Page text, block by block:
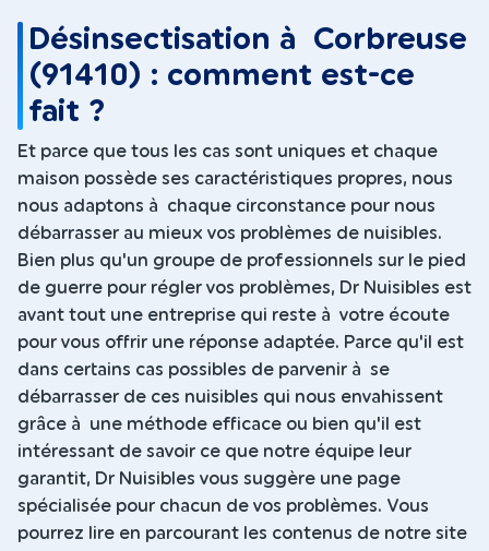
Désinsectisation à Corbreuse
(91410) : comment est-ce
fait ?
Et parce que tous les cas sont uniques et chaque
maison possède ses caractéristiques propres, nous
nous adaptons à chaque circonstance pour nous
débarrasser au mieux vos problèmes de nuisibles.
Bien plus qu'un groupe de professionnels sur le pied
de guerre pour régler vos problèmes, Dr Nuisibles est
avant tout une entreprise qui reste à votre écoute
pour vous offrir une réponse adaptée. Parce qu'il est
dans certains cas possibles de parvenir à se
débarrasser de ces nuisibles qui nous envahissent
grâce à une méthode efficace ou bien qu'il est
intéressant de savoir ce que notre équipe leur
garantit, Dr Nuisibles vous suggère une page
spécialisée pour chacun de vos problèmes. Vous
pourrez lire en parcourant les contenus de notre site